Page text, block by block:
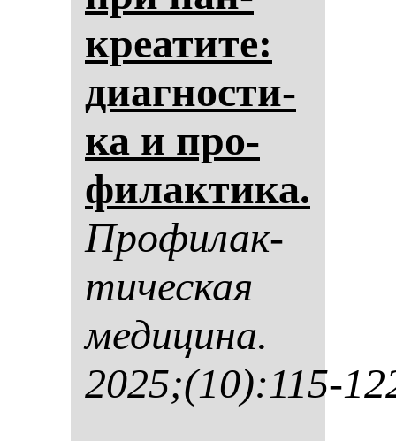
кре­ати­те:
ди­аг­нос­ти­
ка и про­
фи­лак­ти­ка.
Про­фи­лак­
ти­чес­кая
ме­ди­ци­на.
2025;(10):115-